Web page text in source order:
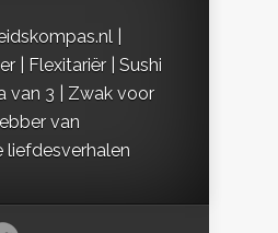
|
| Flexitariër | Sushi
van 3 | Zwak voor
van
liefdesverhalen